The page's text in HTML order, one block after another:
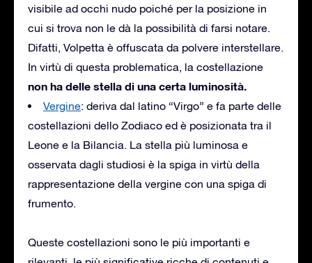
visibile ad occhi nudo poiché per la posizione in
cui si trova non le dà la possibilità di farsi notare.
Difatti, Volpetta è offuscata da polvere interstellare.
In virtù di questa problematica, la costellazione
non ha delle stella di una certa luminosità.
Vergine: deriva dal latino “Virgo” e fa parte delle
costellazioni dello Zodiaco ed è posizionata tra il
Leone e la Bilancia. La stella più luminosa e
osservata dagli studiosi è la spiga in virtù della
rappresentazione della vergine con una spiga di
frumento.
Queste costellazioni sono le più importanti e